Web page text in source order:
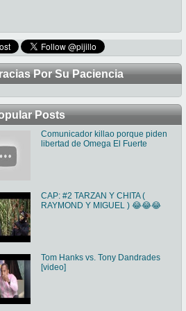
Por Su Paciencia
Posts
Comunicador killao porque piden
libertad de Omega El Fuerte
CAP: #2 TARZAN Y CHITA (
RAYMOND Y MIGUEL ) 😂😂😂
Tom Hanks vs. Tony Dandrades
[video]